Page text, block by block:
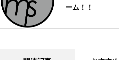
ーム！！